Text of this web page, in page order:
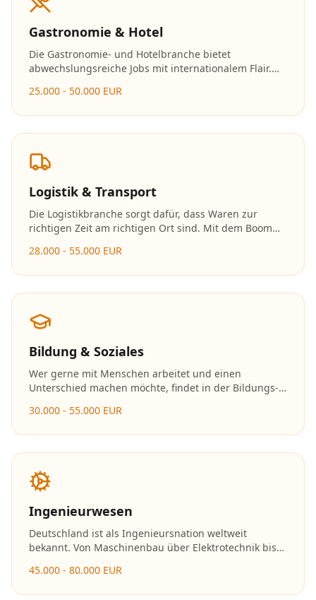
Gastronomie & Hotel
Die Gastronomie- und Hotelbranche bietet
abwechslungsreiche Jobs mit internationalem Flair.
Hotelmanagement – hier zählen Leidenschaft und
25.000 - 50.000 EUR
Logistik & Transport
Die Logistikbranche sorgt dafür, dass Waren zur
richtigen Zeit am richtigen Ort sind. Mit dem Boom
Logistikfachkräften stetig. Die Branche bietet
28.000 - 55.000 EUR
Bildung & Soziales
Wer gerne mit Menschen arbeitet und einen
Unterschied machen möchte, findet in der Bildungs-
Die Nachfrage nach Fachkräften in Kitas, Schulen und
30.000 - 55.000 EUR
Ingenieurwesen
Deutschland ist als Ingenieursnation weltweit
bekannt. Von Maschinenbau über Elektrotechnik bis
die Zukunft und gehören zu den bestbezahlten
45.000 - 80.000 EUR